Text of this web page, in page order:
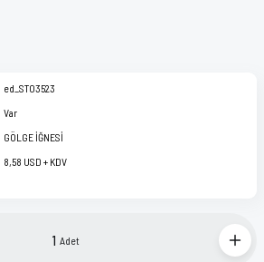
ed_ST03523
Var
GÖLGE İĞNESİ
8,58 USD + KDV
Adet